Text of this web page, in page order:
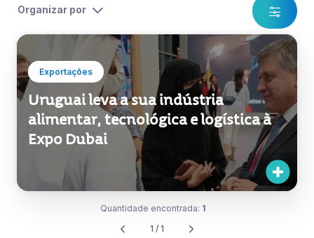
Organizar por
Exportações
Uruguai leva a sua indústria
alimentar, tecnológica e logística à
Expo Dubai
Quantidade encontrada: 1
1 / 1